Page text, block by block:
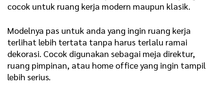
cocok untuk ruang kerja modern maupun klasik.
Modelnya pas untuk anda yang ingin ruang kerja
terlihat lebih tertata tanpa harus terlalu ramai
dekorasi. Cocok digunakan sebagai meja direktur,
ruang pimpinan, atau home office yang ingin tampil
lebih serius.